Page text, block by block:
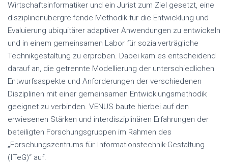
Wirtschaftsinformatiker und ein Jurist zum Ziel gesetzt, eine
disziplinenübergreifende Methodik für die Entwicklung und
Evaluierung ubiquitärer adaptiver Anwendungen zu entwickeln
und in einem gemeinsamen Labor für sozialverträgliche
Technikgestaltung zu erproben. Dabei kam es entscheidend
darauf an, die getrennte Modellierung der unterschiedlichen
Entwurfsaspekte und Anforderungen der verschiedenen
Disziplinen mit einer gemeinsamen Entwicklungsmethodik
geeignet zu verbinden. VENUS baute hierbei auf den
erwiesenen Stärken und interdisziplinären Erfahrungen der
beteiligten Forschungsgruppen im Rahmen des
„Forschungszentrums für Informationstechnik-Gestaltung
(ITeG)“ auf.